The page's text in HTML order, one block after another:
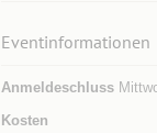
Eventinformationen
Anmeldeschluss
Kosten